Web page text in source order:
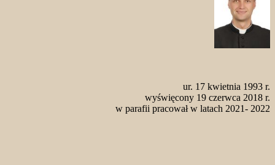
ur. 17 kwietnia 1993 r.
wyświęcony 19 czerwca 2018 r.
w parafii pracował w latach 2021- 2022